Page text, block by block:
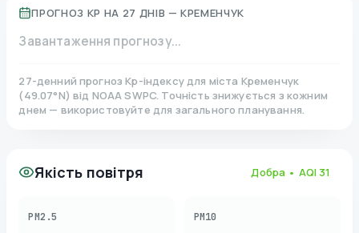
ПРОГНОЗ KP НА 27 ДНІВ — КРЕМЕНЧУК
Завантаження прогнозу...
27-денний прогноз Kp-індексу для міста Кременчук
(49.07°N)від NOAA SWPC. Точність знижується з кожним
днем — використовуйте для загального планування.
Якість повітря Добра • AQI 31
PM2.5 PM10